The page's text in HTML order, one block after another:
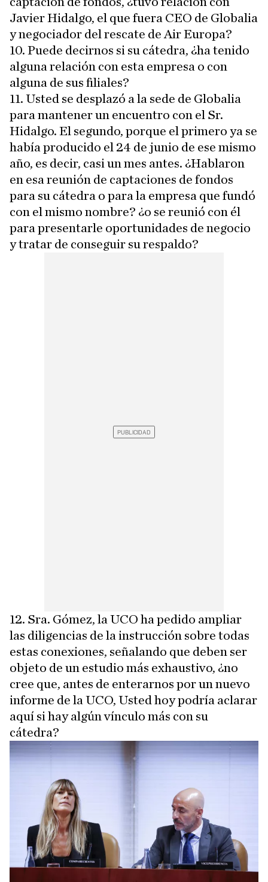
Javier Hidalgo, el que fuera CEO de Globalia
y negociador del rescate de Air Europa?
10. Puede decirnos si su cátedra, ¿ha tenido
alguna relación con esta empresa o con
alguna de sus filiales?
11. Usted se desplazó a la sede de Globalia
para mantener un encuentro con el Sr.
Hidalgo. El segundo, porque el primero ya se
había producido el 24 de junio de ese mismo
año, es decir, casi un mes antes. ¿Hablaron
en esa reunión de captaciones de fondos
para su cátedra o para la empresa que fundó
con el mismo nombre? ¿o se reunió con él
para presentarle oportunidades de negocio
y tratar de conseguir su respaldo?
12. Sra. Gómez, la UCO ha pedido ampliar
las diligencias de la instrucción sobre todas
estas conexiones, señalando que deben ser
objeto de un estudio más exhaustivo, ¿no
cree que, antes de enterarnos por un nuevo
informe de la UCO, Usted hoy podría aclarar
aquí si hay algún vínculo más con su
cátedra?